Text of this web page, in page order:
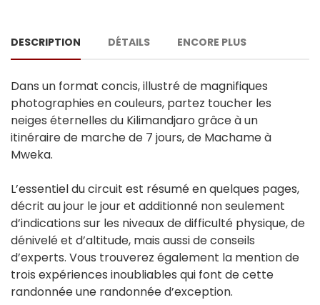
DESCRIPTION DÉTAILS ENCORE PLUS
Dans un format concis, illustré de magnifiques
photographies en couleurs, partez toucher les
neiges éternelles du Kilimandjaro grâce à un
itinéraire de marche de 7 jours, de Machame à
Mweka.
L’essentiel du circuit est résumé en quelques pages,
décrit au jour le jour et additionné non seulement
d’indications sur les niveaux de difficulté physique, de
dénivelé et d’altitude, mais aussi de conseils
d’experts. Vous trouverez également la mention de
trois expériences inoubliables qui font de cette
randonnée une randonnée d’exception.